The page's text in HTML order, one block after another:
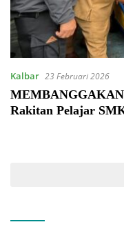
Kalbar 23 Februari 2026
Rakitan Pelajar